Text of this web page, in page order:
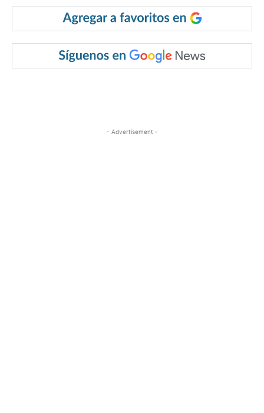
- Advertisement -